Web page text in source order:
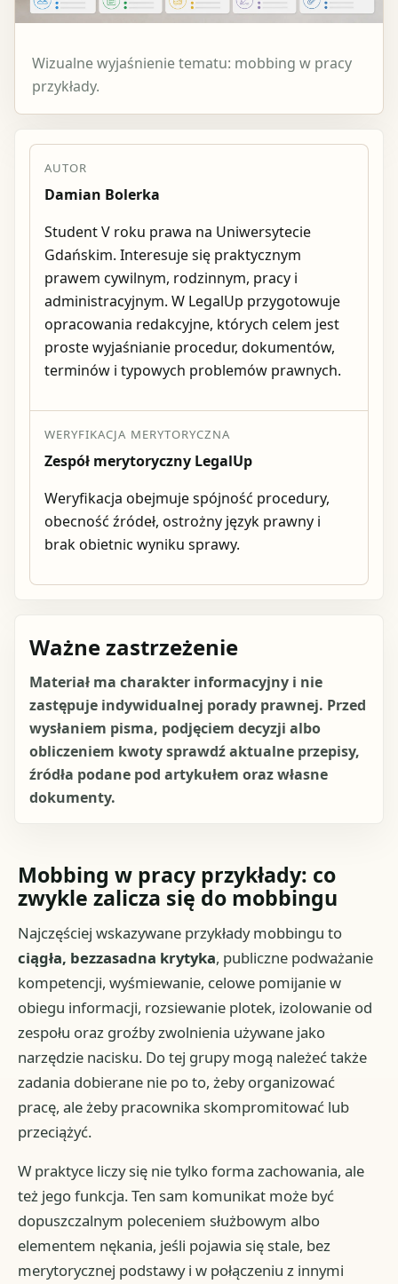
Wizualne wyjaśnienie tematu: mobbing w pracy
przykłady.
AUTOR
Damian Bolerka
Student V roku prawa na Uniwersytecie
Gdańskim. Interesuje się praktycznym
prawem cywilnym, rodzinnym, pracy i
administracyjnym. W LegalUp przygotowuje
opracowania redakcyjne, których celem jest
proste wyjaśnianie procedur, dokumentów,
terminów i typowych problemów prawnych.
WERYFIKACJA MERYTORYCZNA
Zespół merytoryczny LegalUp
Weryfikacja obejmuje spójność procedury,
obecność źródeł, ostrożny język prawny i
brak obietnic wyniku sprawy.
Ważne zastrzeżenie
Materiał ma charakter informacyjny i nie
zastępuje indywidualnej porady prawnej. Przed
wysłaniem pisma, podjęciem decyzji albo
obliczeniem kwoty sprawdź aktualne przepisy,
źródła podane pod artykułem oraz własne
dokumenty.
Mobbing w pracy przykłady: co
zwykle zalicza się do mobbingu
Najczęściej wskazywane przykłady mobbingu to
ciągła, bezzasadna krytyka, publiczne podważanie
kompetencji, wyśmiewanie, celowe pomijanie w
obiegu informacji, rozsiewanie plotek, izolowanie od
zespołu oraz groźby zwolnienia używane jako
narzędzie nacisku. Do tej grupy mogą należeć także
zadania dobierane nie po to, żeby organizować
pracę, ale żeby pracownika skompromitować lub
przeciążyć.
W praktyce liczy się nie tylko forma zachowania, ale
też jego funkcja. Ten sam komunikat może być
dopuszczalnym poleceniem służbowym albo
elementem nękania, jeśli pojawia się stale, bez
merytorycznej podstawy i w połączeniu z innymi